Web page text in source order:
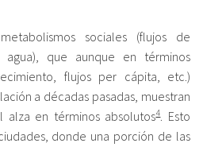
sociales (flujos de
agua), que aunque en términos
flujos per cápita, etc.)
a décadas pasadas, muestran
alza en términos absolutos4. Esto
donde una porción de las